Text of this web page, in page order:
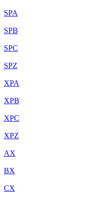
SPA
SPB
SPC
SPZ
XPA
XPB
XPC
XPZ
AX
BX
CX